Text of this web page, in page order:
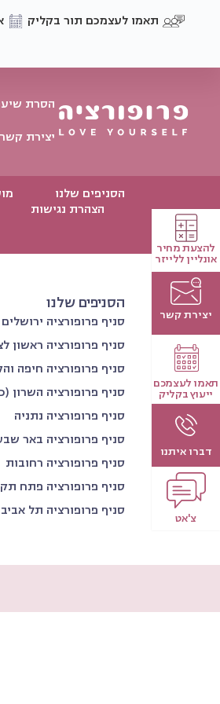
תאמו לעצמכם תור בקליק
להצעת מחיר
אונליין ללייזר
יצירת קשר
תאמו לעצמכם
ייעוץ בקליק
דברו איתנו
צ'אט
הסרת
יצירת קשר
הסניפים שלנו
הצהרת נגישות
הסניפים שלנו
סניף פרופורציה ירושלים
סניף פרופורציה ראשון
סניף פרופורציה חיפה
סניף פרופורציה השרון
סניף פרופורציה נתניה
סניף פרופורציה באר
סניף פרופורציה רחובות
סניף פרופורציה פתח
סניף פרופורציה תל אביב